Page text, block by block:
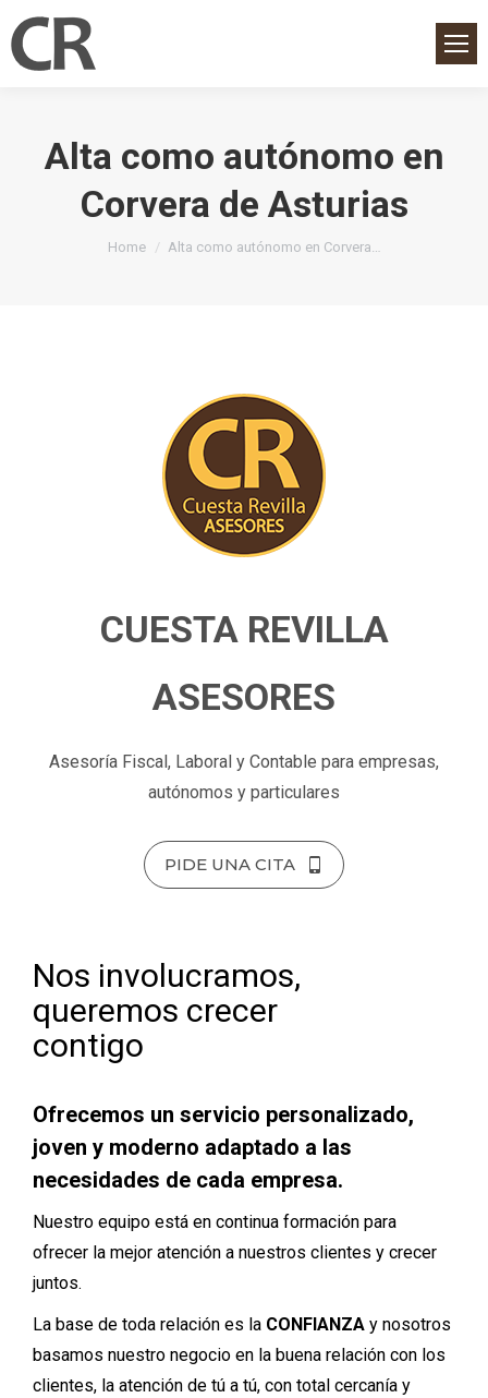
Alta como autónomo en
Corvera de Asturias
You are here:
Home Alta como autónomo en Corvera…
CUESTA REVILLA
ASESORES
Asesoría Fiscal, Laboral y Contable para empresas,
autónomos y particulares
PIDE UNA CITA
Nos involucramos,
queremos crecer
contigo
Ofrecemos un servicio personalizado,
joven y moderno adaptado a las
necesidades de cada empresa.
Nuestro equipo está en continua formación para
ofrecer la mejor atención a nuestros clientes y crecer
juntos.
La base de toda relación es la CONFIANZA y nosotros
basamos nuestro negocio en la buena relación con los
clientes, la atención de tú a tú, con total cercanía y